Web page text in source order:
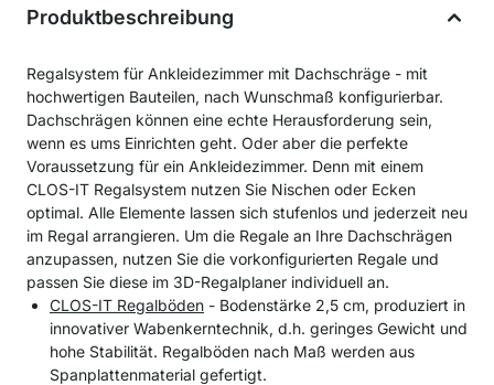
Produktbeschreibung
Regalsystem für Ankleidezimmer mit Dachschräge - mit
hochwertigen Bauteilen, nach Wunschmaß konfigurierbar.
Dachschrägen können eine echte Herausforderung sein,
wenn es ums Einrichten geht. Oder aber die perfekte
Voraussetzung für ein Ankleidezimmer. Denn mit einem
CLOS-IT Regalsystem nutzen Sie Nischen oder Ecken
optimal. Alle Elemente lassen sich stufenlos und jederzeit neu
im Regal arrangieren. Um die Regale an Ihre Dachschrägen
anzupassen, nutzen Sie die vorkonfigurierten Regale und
passen Sie diese im 3D-Regalplaner individuell an.
CLOS-IT Regalböden - Bodenstärke 2,5 cm, produziert in
innovativer Wabenkerntechnik, d.h. geringes Gewicht und
hohe Stabilität. Regalböden nach Maß werden aus
Spanplattenmaterial gefertigt.